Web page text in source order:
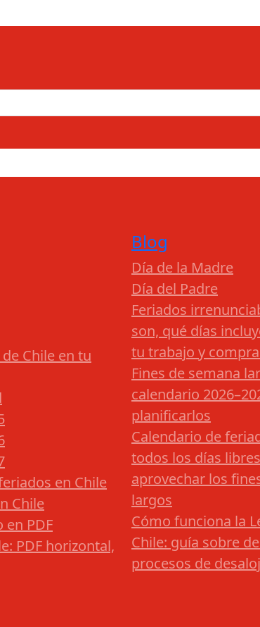
Chile en tu
en Chile
Chile
en PDF
PDF horizontal,
Blog
Día de la Madre
Día del Padre
Feriados
son, qué días
tu trabajo y
Fines de semana
calendario
planificarlos
Calendario de
todos los días
aprovechar los
largos
Cómo funciona la
Chile: guía sobre
procesos de